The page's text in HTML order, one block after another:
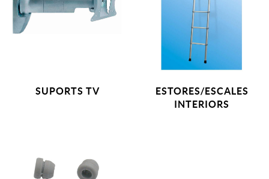
SUPORTS TV
ESTORES/ESCALES
INTERIORS